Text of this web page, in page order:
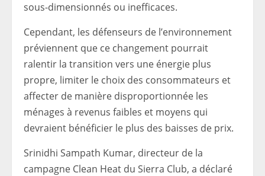
sous-dimensionnés ou inefficaces.
Cependant, les défenseurs de l’environnement
préviennent que ce changement pourrait
ralentir la transition vers une énergie plus
propre, limiter le choix des consommateurs et
affecter de manière disproportionnée les
ménages à revenus faibles et moyens qui
devraient bénéficier le plus des baisses de prix.
Srinidhi Sampath Kumar, directeur de la
campagne Clean Heat du Sierra Club, a déclaré